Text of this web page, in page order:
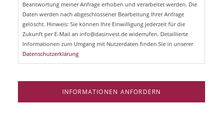
Beantwortung meiner Anfrage erhoben und verarbeitet werden. Die
Daten werden nach abgeschlossener Bearbeitung Ihrer Anfrage
gelöscht. Hinweis: Sie können Ihre Einwilligung jederzeit für die
Zukunft per E-Mail an info@dasinvest.de widerrufen. Detaillierte
Informationen zum Umgang mit Nutzerdaten finden Sie in unserer
Datenschutzerklärung
INFORMATIONEN ANFORDERN